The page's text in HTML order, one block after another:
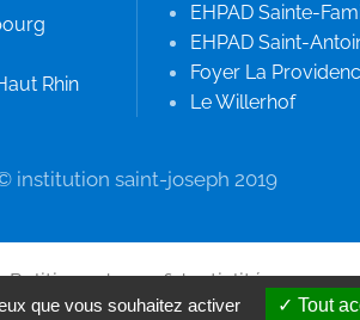
Rhin
EHPAD Sainte-
EHPAD Saint-
Foyer La
Le Willerhof
institution saint-joseph 2019
Politique de confidentialité
que vous souhaitez activer Tout